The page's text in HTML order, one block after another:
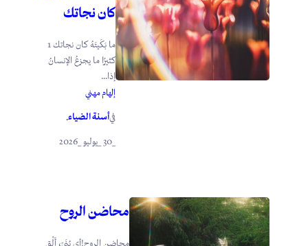
كان نجاتك
ما بَكَيتَهُ كان نجاتك 1
كثيرًا ما يجزعُ الإنسانُ
إذا...
إلهام مهني
فيأسنة الضياء.
محاضن الروح
محاضن الروح!أي بُنَيّ، أَلْقِ